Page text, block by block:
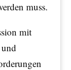
muss.
mit